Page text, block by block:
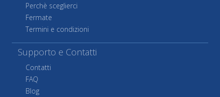
Perchè sceglierci
Fermate
Termini e condizioni
Supporto e Contatti
Contatti
FAQ
Blog